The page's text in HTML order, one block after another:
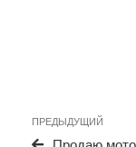
поПредыдущая
запись
ПРЕДЫДУЩИЙ